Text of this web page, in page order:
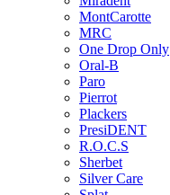
MontCarotte
MRC
One Drop Only
Oral-B
Paro
Pierrot
Plackers
PresiDENT
R.O.C.S
Sherbet
Silver Care